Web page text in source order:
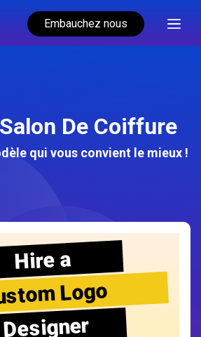
Embauchez nous
De Coiffure
qui vous convient le mieux !
Hire a
Logo
Designer